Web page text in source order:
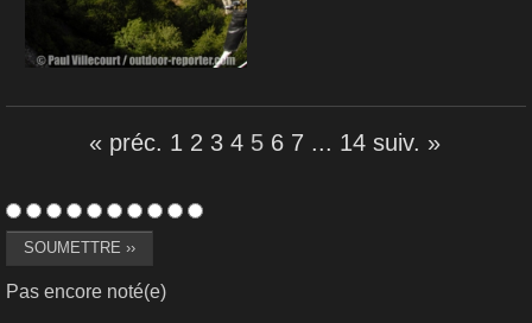
« préc. 1 2 3 4 5 6 7 ... 14 suiv. »
Pas encore noté(e)